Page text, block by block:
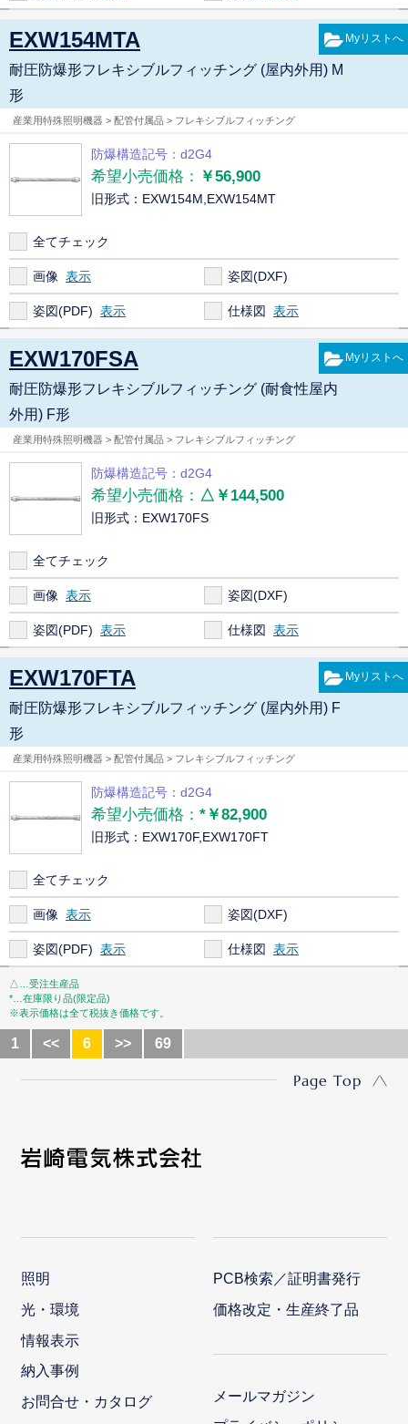
EXW154MTA
耐圧防爆形フレキシブルフィッチング (屋内外用) M
形
産業用特殊照明機器 > 配管付属品 > フレキシブルフィッチング
防爆構造記号：d2G4
希望小売価格： ￥56,900
旧形式：EXW154M,EXW154MT
全てチェック
画像 姿図(DXF)
姿図(PDF) 仕様図
EXW170FSA
耐圧防爆形フレキシブルフィッチング (耐食性屋内
外用) F形
産業用特殊照明機器 > 配管付属品 > フレキシブルフィッチング
防爆構造記号：d2G4
希望小売価格： △￥144,500
旧形式：EXW170FS
全てチェック
画像 姿図(DXF)
姿図(PDF) 仕様図
EXW170FTA
耐圧防爆形フレキシブルフィッチング (屋内外用) F
形
産業用特殊照明機器 > 配管付属品 > フレキシブルフィッチング
防爆構造記号：d2G4
希望小売価格： *￥82,900
旧形式：EXW170F,EXW170FT
全てチェック
画像 姿図(DXF)
姿図(PDF) 仕様図
△…受注生産品
*…在庫限り品(限定品)
※表示価格は全て税抜き価格です。
1 << 6 >> 69
Page Top
照明
光・環境
情報表示
納入事例
お問合せ・カタログ
PCB検索／証明書発行
価格改定・生産終了品
メールマガジン